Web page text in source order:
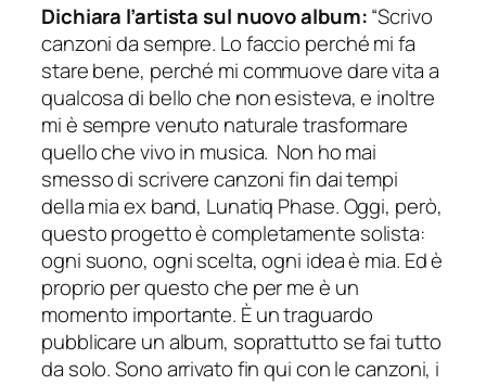
Dichiara l’artista sul nuovo album:“Scrivo
canzoni da sempre. Lo faccio perché mi fa
stare bene, perché mi commuove dare vita a
qualcosa di bello che non esisteva, e inoltre
mi è sempre venuto naturale trasformare
quello che vivo in musica. Non ho mai
smesso di scrivere canzoni fin dai tempi
della mia ex band, Lunatiq Phase. Oggi, però,
questo progetto è completamente solista:
ogni suono, ogni scelta, ogni idea è mia. Ed è
proprio per questo che per me è un
momento importante. È un traguardo
pubblicare un album, soprattutto se fai tutto
da solo. Sono arrivato fin qui con le canzoni, i